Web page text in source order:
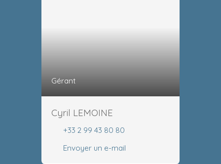
Gérant
Cyril LEMOINE
+33 2 99 43 80 80
Envoyer un e-mail